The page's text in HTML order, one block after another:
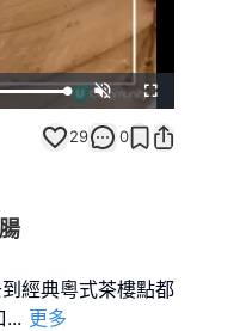
Unmute Fullscreen
29 0
經典粵式茶樓點都
... 更多